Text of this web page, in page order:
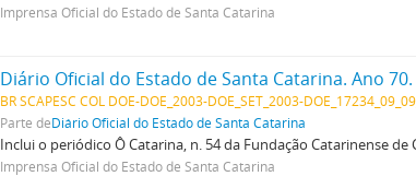
Imprensa Oficial do Estado de Santa Catarina
Diário Oficial do Estado de Santa Catarina. Ano
BR SCAPESC COL DOE-DOE_2003-DOE_SET_2003-
Parte deDiário Oficial do Estado de Santa Catarina
Inclui o periódico Ô Catarina, n. 54 da Fundação Catarinense de
Imprensa Oficial do Estado de Santa Catarina